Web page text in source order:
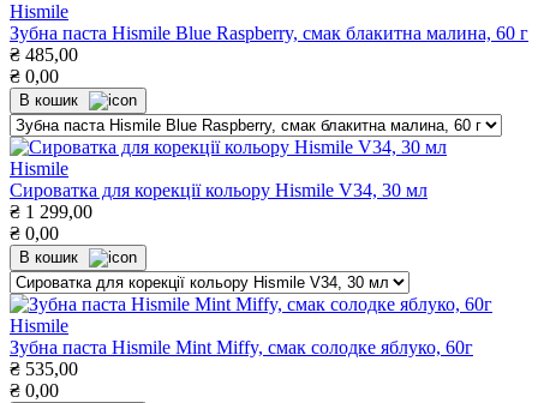
Hismile
Зубна паста Hismile Blue Raspberry, смак блакитна малина, 60 г
₴ 485,00
₴ 0,00
В кошик
Hismile
Сироватка для корекції кольору Hismile V34, 30 мл
₴ 1 299,00
₴ 0,00
В кошик
Hismile
Зубна паста Hismile Mint Miffy, смак солодке яблуко, 60г
₴ 535,00
₴ 0,00